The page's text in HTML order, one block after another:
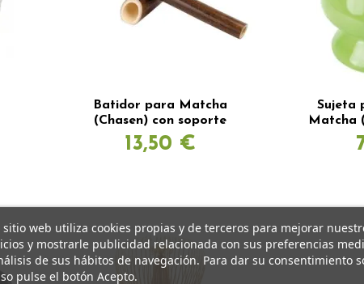
Batidor para Matcha
(Chasen) con soporte
13,50 €
Sujeta
Matcha
sitio web utiliza cookies propias y de terceros para mejorar
y mostrarle publicidad relacionada con sus preferencias
de sus hábitos de navegación. Para dar su consentimiento
pulse el botón Acepto.